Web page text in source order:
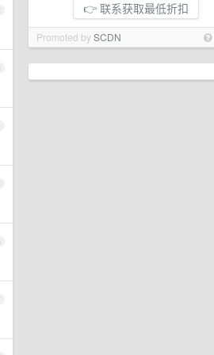
👉 联系获取最低折扣
Promoted bySCDN